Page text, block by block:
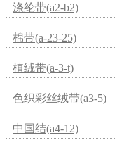
涤纶带(a2-b2)
棉带(a-23-25)
植绒带(a-3-t)
色织彩丝绒带(a3-5)
中国结(a4-12)